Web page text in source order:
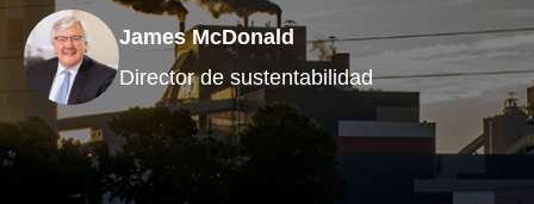
James McDonald
Director de sustentabilidad